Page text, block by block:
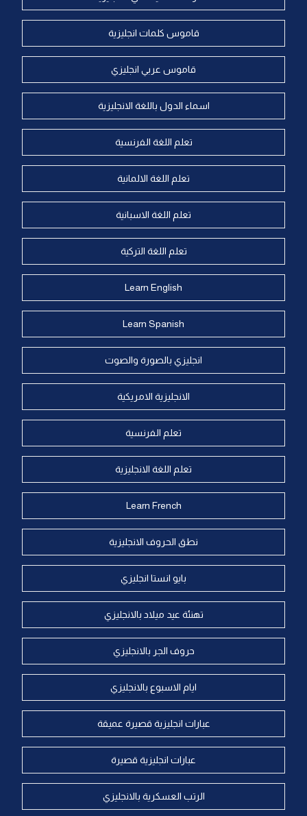
قاموس كلمات انجليزية
قاموس عربي انجليزي
اسماء الدول باللغة الانجليزية
تعلم اللغة الفرنسية
تعلم اللغة الالمانية
تعلم اللغة الاسبانية
تعلم اللغة التركية
Learn English
Learn Spanish
انجليزي بالصورة والصوت
الانجليزية الامريكية
تعلم الفرنسية
تعلم اللغة الانجليزية
Learn French
نطق الحروف الانجليزية
بايو انستا انجليزي
تهنئة عيد ميلاد بالانجليزي
حروف الجر بالانجليزي
ايام الاسبوع بالانجليزي
عبارات انجليزية قصيرة عميقة
عبارات انجليزية قصيرة
الرتب العسكرية بالانجليزي